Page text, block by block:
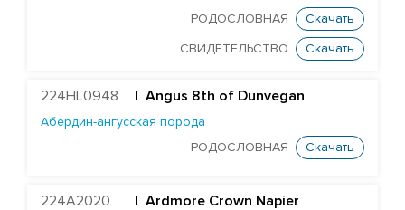
Glamour Jabir Craven
РОДОСЛОВНАЯ
Скачать
СВИДЕТЕЛЬСТВО Скачать
224HL0948 | Angus 8th of Dunvegan
Абердин-ангусская порода
РОДОСЛОВНАЯ
Скачать
224A2020 Ardmore Crown Napier